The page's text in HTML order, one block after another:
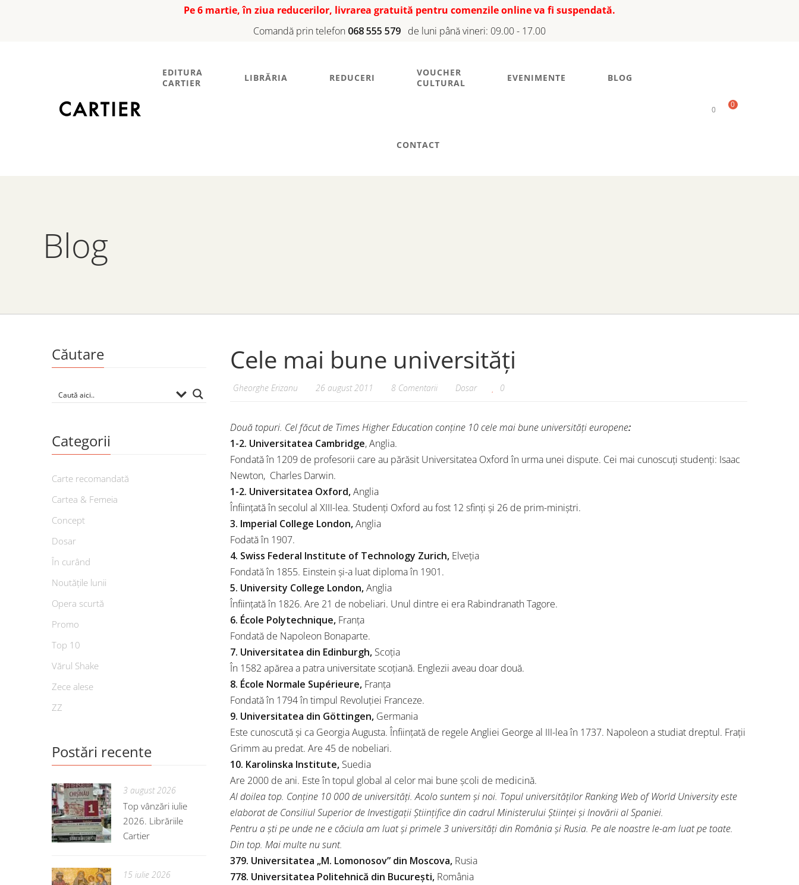
Pe 6 martie, în ziua reducerilor, livrarea gratuită pentru comenzile online va fi suspendată.
Comandă prin telefon 068 555 579 de luni până vineri: 09.00 - 17.00
EDITURA
CARTIER
LIBRĂRIA REDUCERI
VOUCHER
CULTURAL
EVENIMENTE BLOG
CONTACT
0
0
Blog
Cele mai bune universități
Gheorghe Erizanu 26 august 2011 8 Comentarii Dosar 0
Două topuri. Cel făcut de Times Higher Education conține 10 cele mai bune universități europene:
1-2. Universitatea Cambridge, Anglia.
Fondată în 1209 de profesorii care au părăsit Universitatea Oxford în urma unei dispute. Cei mai cunoscuți studenți: Isaac
Newton, Charles Darwin.
1-2. Universitatea Oxford,Anglia
Înfiinţată în secolul al XIII-lea. Studenți Oxford au fost 12 sfinţi și 26 de prim-miniştri.
3. Imperial College London,Anglia
Fodată în 1907.
4. Swiss Federal Institute of Technology Zurich, Elveţia
Fondată în 1855. Einstein și-a luat diploma în 1901.
5. University College London,Anglia
Înfiinţată în 1826. Are 21 de nobeliari. Unul dintre ei era Rabindranath Tagore.
6. École Polytechnique, Franţa
Fondată de Napoleon Bonaparte.
7. Universitatea din Edinburgh, Scoţia
În 1582 apărea a patra universitate scoțiană. Englezii aveau doar două.
8. École Normale Supérieure, Franţa
Fondată în 1794 în timpul Revoluţiei Franceze.
9. Universitatea din Göttingen, Germania
Este cunoscută și ca Georgia Augusta. Înfiinţată de regele Angliei George al III-lea în 1737. Napoleon a studiat dreptul. Fraţii
Grimm au predat. Are 45 de nobeliari.
10. Karolinska Institute, Suedia
Are 2000 de ani. Este în topul global al celor mai bune şcoli de medicină.
Al doilea top. Conține 10 000 de universități. Acolo suntem și noi. Topul universităţilor Ranking Web of World University este
elaborat de Consiliul Superior de Investigaţii Ştiinţifice din cadrul Ministerului Ştiinţei şi Inovării al Spaniei.
Pentru a ști pe unde ne e căciula am luat și primele 3 universități din România și Rusia. Pe ale noastre le-am luat pe toate.
Din top. Mai multe nu sunt.
379. Universitatea „M. Lomonosov” din Moscova, Rusia
778. Universitatea Politehnică din Bucureşti, România
Căutare
Categorii
Carte recomandată
Cartea & Femeia
Concept
Dosar
În curând
Noutățile lunii
Opera scurtă
Promo
Top 10
Vărul Shake
Zece alese
ZZ
Postări recente
3 august 2026
Top vânzări iulie
2026. Librăriile
Cartier
15 iulie 2026